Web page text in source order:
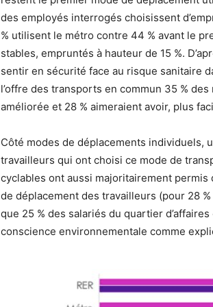
des employés interrogés choisissent
% utilisent le métro contre 44 % avant le
stables, empruntés à hauteur de 15 %.
sentir en sécurité face au risque sanitaire
l’offre des transports en commun 35 %
améliorée et 28 % aimeraient avoir, plus
Côté modes de déplacements individuels,
travailleurs qui ont choisi ce mode de
cyclables ont aussi majoritairement
de déplacement des travailleurs (pour 28
que 25 % des salariés du quartier
conscience environnementale comme